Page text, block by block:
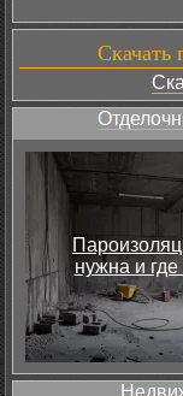
Скачать
нужна и где